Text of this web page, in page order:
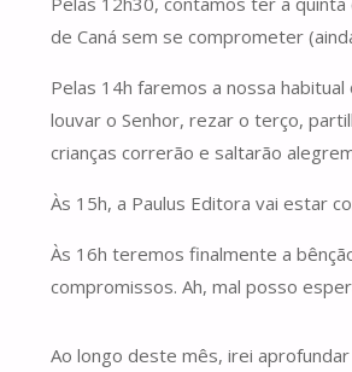
de Caná sem se comprometer
Pelas 14h faremos a nossa
louvar o Senhor, rezar o terço,
crianças correrão e saltarão
Às 15h, a Paulus Editora vai estar
Às 16h teremos finalmente a
compromissos. Ah, mal posso
Ao longo deste mês, irei